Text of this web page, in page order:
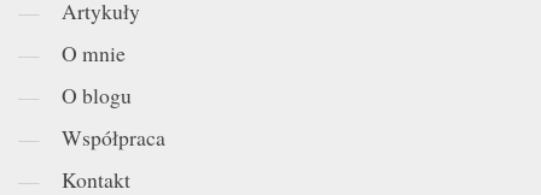
Artykuły
O mnie
O blogu
Współpraca
Kontakt